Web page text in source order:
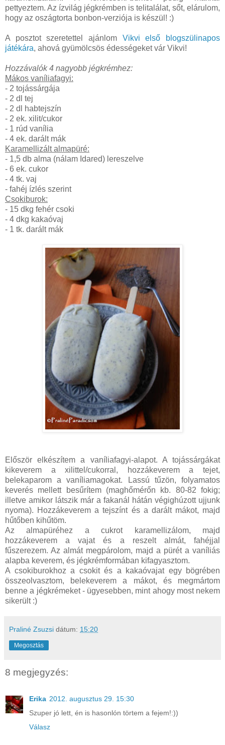
pettyeztem. Az ízvilág jégkrémben is telitalálat, sőt, elárulom,
hogy az oszágtorta bonbon-verziója is készül! :)
A posztot szeretettel ajánlom Vikvi első blogszülinapos
játékára, ahová gyümölcsös édességeket vár Vikvi!
Hozzávalók 4 nagyobb jégkrémhez:
Mákos vaníliafagyi:
- 2 tojássárgája
- 2 dl tej
- 2 dl habtejszín
- 2 ek. xilit/cukor
- 1 rúd vanília
- 4 ek. darált mák
Karamellizált almapüré:
- 1,5 db alma (nálam Idared) lereszelve
- 6 ek. cukor
- 4 tk. vaj
- fahéj ízlés szerint
Csokiburok:
- 15 dkg fehér csoki
- 4 dkg kakaóvaj
- 1 tk. darált mák
Először elkészítem a vaníliafagyi-alapot. A tojássárgákat
kikeverem a xilittel/cukorral, hozzákeverem a tejet,
belekaparom a vaníliamagokat. Lassú tűzön, folyamatos
keverés mellett besűrítem (maghőmérőn kb. 80-82 fokig;
illetve amikor látszik már a fakanál hátán végighúzott ujjunk
nyoma). Hozzákeverem a tejszínt és a darált mákot, majd
hűtőben kihűtöm.
Az almapüréhez a cukrot karamellizálom, majd
hozzákeverem a vajat és a reszelt almát, fahéjjal
fűszerezem. Az almát megpárolom, majd a pürét a vaníliás
alapba keverem, és jégkrémformában kifagyasztom.
A csokiburokhoz a csokit és a kakaóvajat egy bögrében
összeolvasztom, belekeverem a mákot, és megmártom
benne a jégkrémeket - ügyesebben, mint ahogy most nekem
sikerült :)
Praliné Zsuzsi dátum: 15:20
Megosztás
8 megjegyzés:
Erika 2012. augusztus 29. 15:30
Szuper jó lett, én is hasonlón törtem a fejem!:))
Válasz